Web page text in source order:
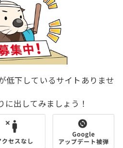
低下しているサイトありませ
出してみましょう！